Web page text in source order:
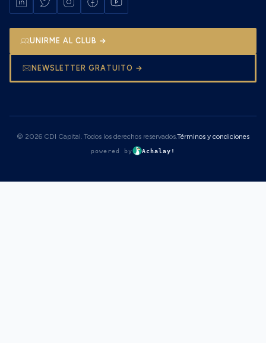
UNIRME AL CLUB →
NEWSLETTER GRATUITO →
© 2026 CDI Capital. Todos los derechos reservados.Términos y condiciones
powered by Achalay!